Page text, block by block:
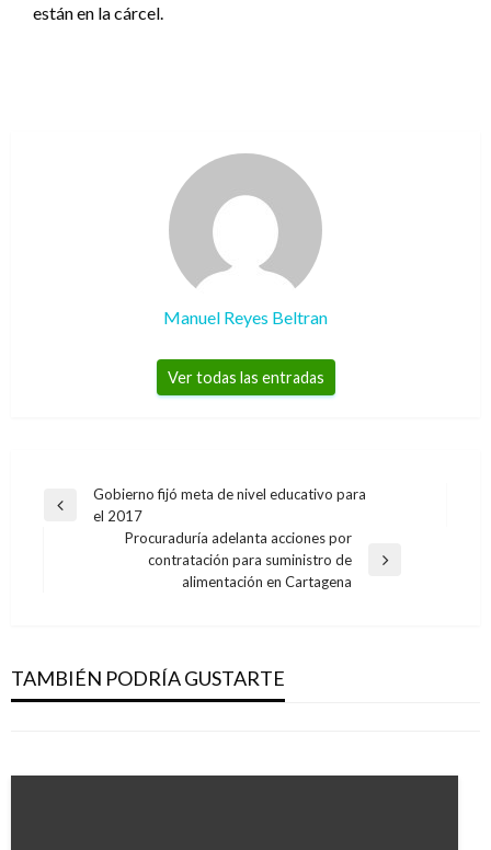
están en la cárcel.
Manuel Reyes Beltran
Ver todas las entradas
Navegación
Entrada
Gobierno fijó meta de nivel educativo para
el 2017
Procuraduría adelanta acciones por
contratación para suministro de
alimentación en Cartagena
TAMBIÉN PODRÍA GUSTARTE
de firmas
Iván Briceño lunes octubre 16, 2017
de año que involucran a niños y mujeres